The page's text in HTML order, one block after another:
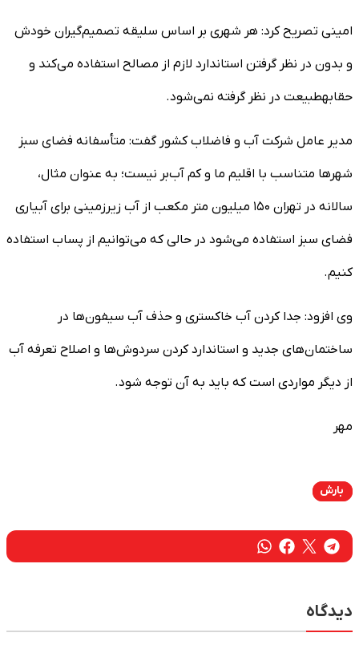
امینی تصریح کرد: هر شهری بر اساس سلیقه تصمیم‌گیران خودش
و بدون در نظر گرفتن استاندارد لازم از مصالح استفاده می‌کند و
حقابهطبیعت در نظر گرفته نمی‌شود.
مدیر عامل شرکت آب و فاضلاب کشور گفت: متأسفانه فضای سبز
شهرها متناسب با اقلیم ما و کم آب‌بر نیست؛ به عنوان مثال،
سالانه در تهران ۱۵۰ میلیون متر مکعب از آب زیرزمینی برای آبیاری
فضای سبز استفاده می‌شود در حالی که می‌توانیم از پساب استفاده
کنیم.
وی افزود: جدا کردن آب خاکستری و حذف آب سیفون‌ها در
ساختمان‌های جدید و استاندارد کردن سردوش‌ها و اصلاح تعرفه آب
از دیگر مواردی است که باید به آن توجه شود.
مهر
بارش
دیدگاه